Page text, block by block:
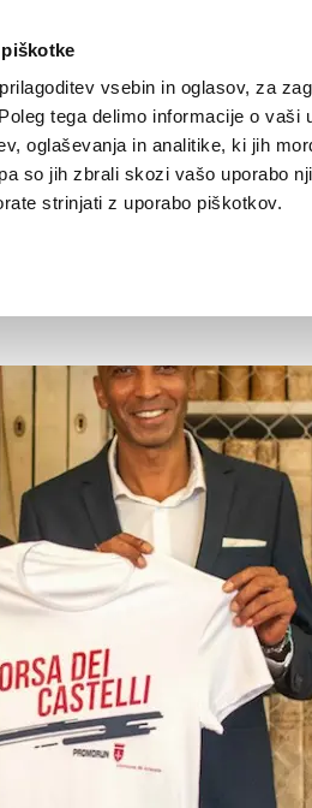
vsebin in oglasov, za
tega delimo informacije o
oglaševanja in analitike, ki jih
so jih zbrali skozi vašo uporabo
strinjati z uporabo piškotkov.
NOVICE TRŽAŠKA GORIŠKA
May
gradu